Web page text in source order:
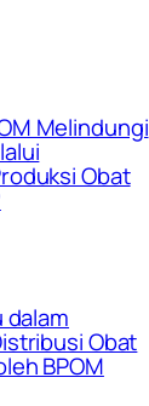
Melindungi
Obat
dalam
Obat
BPOM